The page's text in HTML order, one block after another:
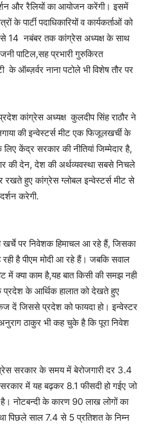
और रैलियों का आयोजन करेंगी। इसमें
के पार्टी पदाधिकारियों व कार्यकर्ताओं को
से 14 नबंबर तक कांग्रेस अध्यक्ष के साथ
पाटिल,सह प्रभारी गुरुकिरत
ऑब्ज़र्वर नाना पटोले भी विशेष तौर पर
कांग्रेस अध्यक्ष कुलदीप सिंह राठौर ने
की इन्वेस्टर्स मीट एक फिजूलखर्ची के
केंद्र सरकार की नीतियां जिम्मेदार है,
की देन, देश की अर्थव्यवस्था सबसे निचले
हुए कांग्रेस ग्लोबल इन्वेस्टर्स मीट से
करेगी.
खर्चे पर निवेशक हिमाचल आ रहे हैं, जिसका
है पीएम मोदी आ रहे हैं। जबकि सवाल
में क्या काम है,यह बात किसी की समझ नही
प्रदेश के आर्थिक हालात को देखते हुए
दें जिससे प्रदेश को फायदा हो। इन्वेस्टर
ठाकुर भी कह चुके है कि पूरा निवेश
सरकार के समय में बेरोजगारी दर 3.4
में यह बढ़कर 8.1 फीसदी हो गईए जो
नोटबन्दी के कारण 90 लाख लोगों का
पिछले साल 7.4 से 5 प्रतिशत के निम्न